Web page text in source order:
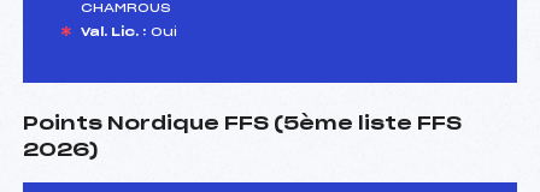
CHAMROUS
Val. Lic. : Oui
Points Nordique FFS (5ème liste FFS
2026)